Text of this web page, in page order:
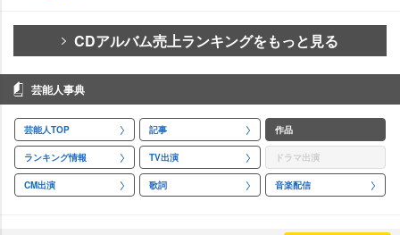
CDアルバム売上ランキングをもっと見る
芸能人事典
芸能人TOP 記事 作品
ランキング情報 TV出演 ドラマ出演
CM出演 歌詞 音楽配信